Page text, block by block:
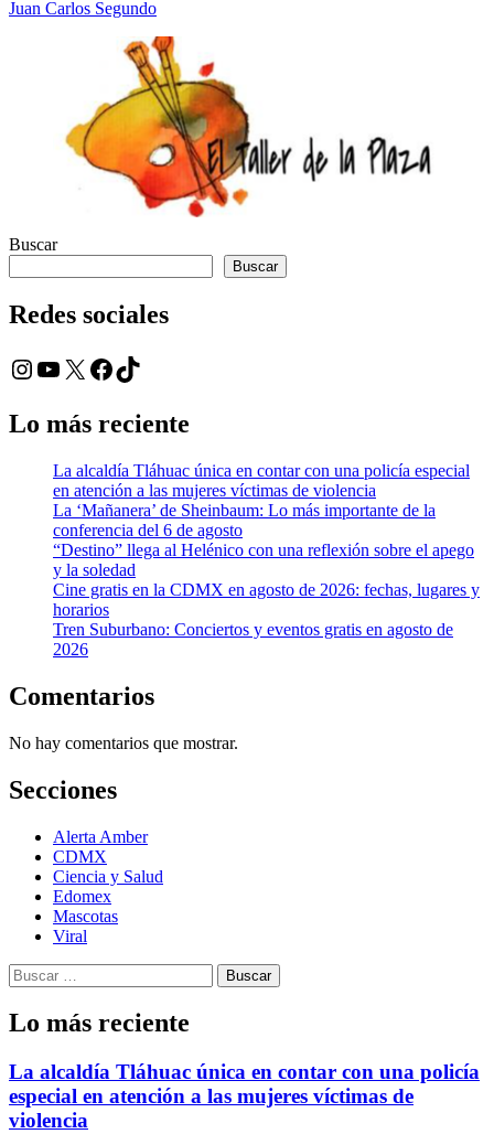
Juan Carlos Segundo
Buscar
Buscar
Redes sociales
Instagram
YouTube
X Facebook
TikTok
Lo más reciente
La alcaldía Tláhuac única en contar con una policía especial
en atención a las mujeres víctimas de violencia
La ‘Mañanera’ de Sheinbaum: Lo más importante de la
conferencia del 6 de agosto
“Destino” llega al Helénico con una reflexión sobre el apego
y la soledad
Cine gratis en la CDMX en agosto de 2026: fechas, lugares y
horarios
Tren Suburbano: Conciertos y eventos gratis en agosto de
2026
Comentarios
No hay comentarios que mostrar.
Secciones
Alerta Amber
CDMX
Ciencia y Salud
Edomex
Mascotas
Viral
Buscar:
Lo más reciente
La alcaldía Tláhuac única en contar con una policía
especial en atención a las mujeres víctimas de
violencia